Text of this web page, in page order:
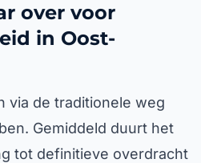
over voor
in Oost-
via de traditionele weg
Gemiddeld duurt het
tot definitieve overdracht